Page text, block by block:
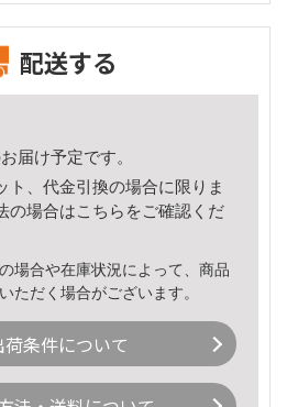
配送する
届け予定です。
ト、代金引換の場合に限りま
の場合はこちら をご確認くだ
場合や在庫状況によって、商品
ただく場合がございます。
荷条件について